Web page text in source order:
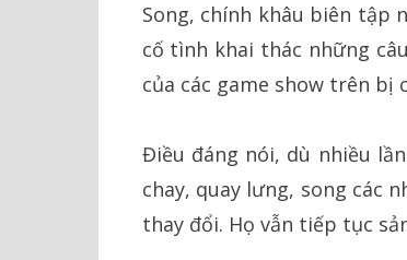
Song, chính khâu biên tập
cố tình khai thác những
của các game show trên
Điều đáng nói, dù nhiều
chay, quay lưng, song các
thay đổi. Họ vẫn tiếp tục